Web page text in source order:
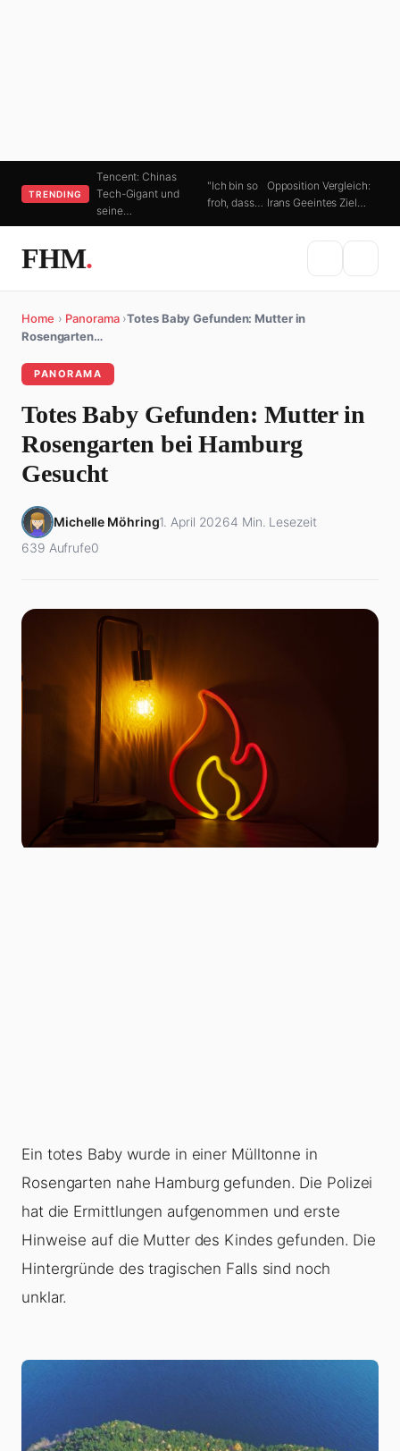
TRENDING
Tencent: Chinas
Tech-Gigant und
seine…
"Ich bin so
froh, dass…
Opposition Vergleich:
Irans Geeintes Ziel…
FHM.
Home › Panorama ›Totes Baby Gefunden: Mutter in
Rosengarten…
PANORAMA
Totes Baby Gefunden: Mutter in
Rosengarten bei Hamburg
Gesucht
Michelle Möhring1. April 20264 Min. Lesezeit
639 Aufrufe0
Ein totes Baby wurde in einer Mülltonne in
Rosengarten nahe Hamburg gefunden. Die Polizei
hat die Ermittlungen aufgenommen und erste
Hinweise auf die Mutter des Kindes gefunden. Die
Hintergründe des tragischen Falls sind noch
unklar.